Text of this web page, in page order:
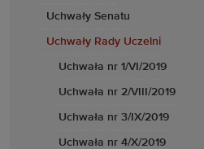
Uchwały Senatu
Uchwały Rady Uczelni
Uchwała nr 1/VI/2019
Uchwała nr 2/VIII/2019
Uchwała nr 3/IX/2019
Uchwała nr 4/X/2019